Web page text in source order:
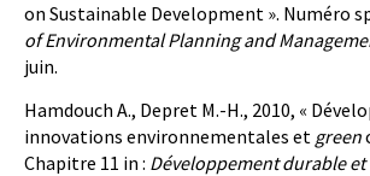
on Sustainable Development ». Numéro
of Environmental Planning and
juin.
Hamdouch A., Depret M.-H., 2010, «
innovations environnementales et green
Chapitre 11 in : Développement durable